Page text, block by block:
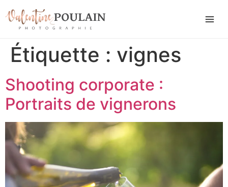
Étiquette : vignes
Shooting corporate :
Portraits de vignerons